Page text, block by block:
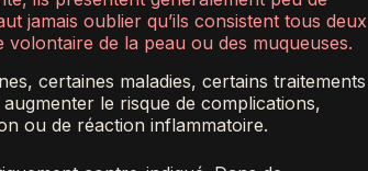
jamais oublier qu’ils consistent tous deux
de la peau ou des muqueuses.
certaines maladies, certains traitements
le risque de complications,
ou de réaction inflammatoire.